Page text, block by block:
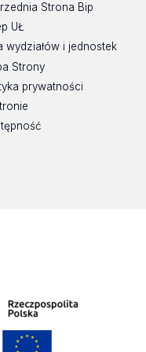
UŁ.
i współpracy z
Strona Bip
UŁ
wydziałów i jednostek
Strony
prywatności